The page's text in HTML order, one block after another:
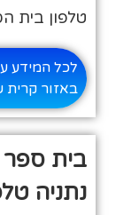
טלפון בית הספר
לכל המידע על
באזור קרית
בית ספר
נתניה